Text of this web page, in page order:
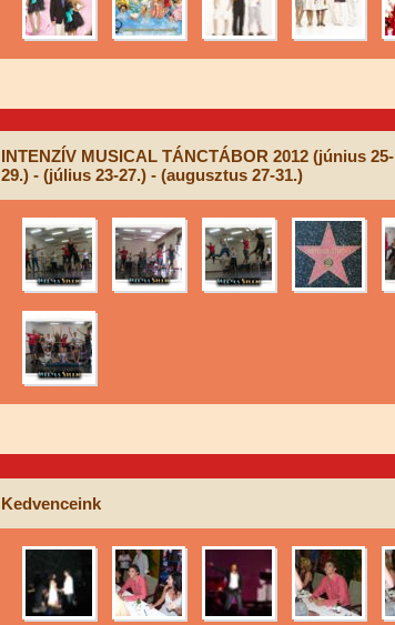
INTENZÍV MUSICAL TÁNCTÁBOR 2012 (június 25-
29.) - (július 23-27.) - (augusztus 27-31.)
Kedvenceink